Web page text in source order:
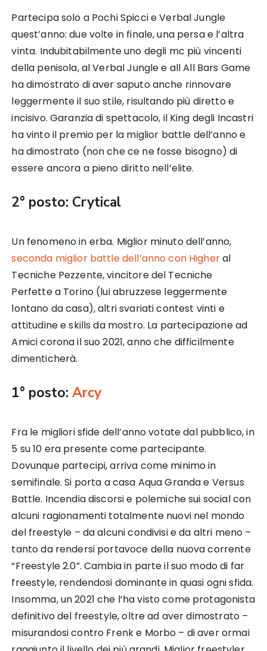
Partecipa solo a Pochi Spicci e Verbal Jungle
quest’anno: due volte in finale, una persa e l’altra
vinta. Indubitabilmente uno degli mc più vincenti
della penisola, al Verbal Jungle e all All Bars Game
ha dimostrato di aver saputo anche rinnovare
leggermente il suo stile, risultando più diretto e
incisivo. Garanzia di spettacolo, il King degli Incastri
ha vinto il premio per la miglior battle dell’anno e
ha dimostrato (non che ce ne fosse bisogno) di
essere ancora a pieno diritto nell’elite.
2° posto: Crytical
Un fenomeno in erba. Miglior minuto dell’anno,
seconda miglior battle dell’anno con Higheral
Tecniche Pezzente, vincitore del Tecniche
Perfette a Torino (lui abruzzese leggermente
lontano da casa), altri svariati contest vinti e
attitudine e skills da mostro. La partecipazione ad
Amici corona il suo 2021, anno che difficilmente
dimenticherà.
1° posto:Arcy
Fra le migliori sfide dell’anno votate dal pubblico, in
5 su 10 era presente come partecipante.
Dovunque partecipi, arriva come minimo in
semifinale. Si porta a casa Aqua Granda e Versus
Battle. Incendia discorsi e polemiche sui social con
alcuni ragionamenti totalmente nuovi nel mondo
del freestyle – da alcuni condivisi e da altri meno –
tanto da rendersi portavoce della nuova corrente
“Freestyle 2.0”. Cambia in parte il suo modo di far
freestyle, rendendosi dominante in quasi ogni sfida.
Insomma, un 2021 che l’ha visto come protagonista
definitivo del freestyle, oltre ad aver dimostrato –
misurandosi contro Frenk e Morbo – di aver ormai